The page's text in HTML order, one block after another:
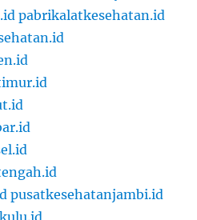
pabrikalatkesehatan.id
pusatkesehatanjambi.id